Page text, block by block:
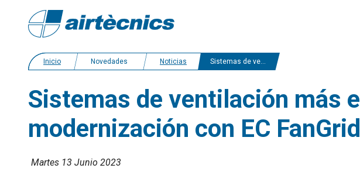
Inicio Novedades Noticias Sistemas de ventilación más eficientes gracias a proyectos de modernización con EC FanGrid
Sistemas de ventilación más
modernización con EC FanGrid
Martes 13 Junio 2023